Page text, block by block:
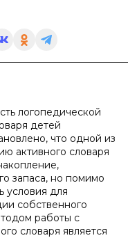
логопедической
детей
что одной из
активного словаря
запаса, но помимо
условия для
собственного
работы с
словаря является